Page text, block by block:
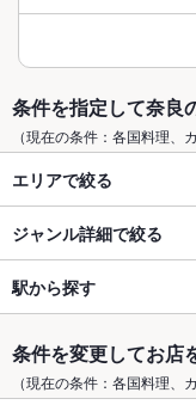
条件を指定して奈良
（現在の条件：各国料理、
エリアで絞る
ジャンル詳細で絞る
駅から探す
条件を変更してお店
（現在の条件：各国料理、